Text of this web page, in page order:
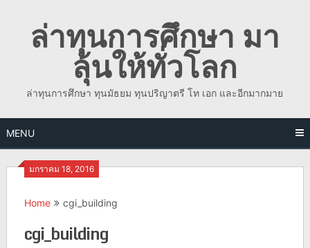
contentล่าทุนการศึกษา มา
ลุ้นให้ทั่วโลก
ล่าทุนการศึกษา ทุนมัธยม ทุนปริญาตรี โท เอก และอีกมากมาย
MENU
มกราคม 18, 2016
Home cgi_building
cgi_building